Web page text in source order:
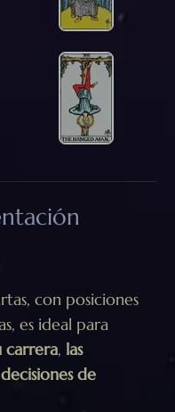
con posiciones
es ideal para
carrera, las
decisiones de